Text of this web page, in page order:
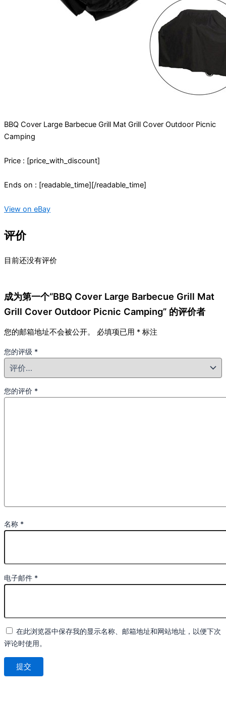
BBQ Cover Large Barbecue Grill Mat Grill Cover Outdoor Picnic
Camping
Price : [price_with_discount]
Ends on : [readable_time][/readable_time]
View on eBay
评价
目前还没有评价
成为第一个“BBQ Cover Large Barbecue Grill Mat
Grill Cover Outdoor Picnic Camping” 的评价者
您的邮箱地址不会被公开。 必填项已用 * 标注
您的评级 *
您的评价 *
名称 *
电子邮件 *
在此浏览器中保存我的显示名称、邮箱地址和网站地址，以便下次
评论时使用。